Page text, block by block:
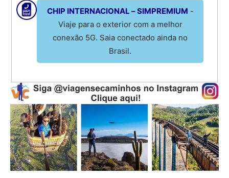
CHIP INTERNACIONAL – SIMPREMIUM -
Viaje para o exterior com a melhor
conexão 5G. Saia conectado ainda no
Brasil.